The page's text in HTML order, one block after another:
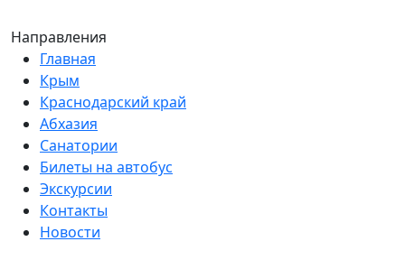
Направления
Главная
Крым
Краснодарский край
Абхазия
Санатории
Билеты на автобус
Экскурсии
Контакты
Новости